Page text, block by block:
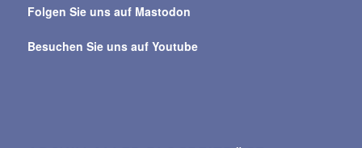
Folgen Sie uns auf Mastodon
Besuchen Sie uns auf Youtube